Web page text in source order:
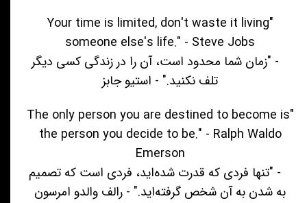
"Your time is limited, don't waste it living
someone else's life." - Steve Jobs
- "زمان شما محدود است، آن را در زندگی کسی دیگر
تلف نکنید." - استیو جابز
"The only person you are destined to become is
the person you decide to be." - Ralph Waldo
Emerson
- "تنها فردی که قدرت شده‌اید، فردی است که تصمیم
به شدن به آن شخص گرفته‌اید." - رالف والدو امرسون